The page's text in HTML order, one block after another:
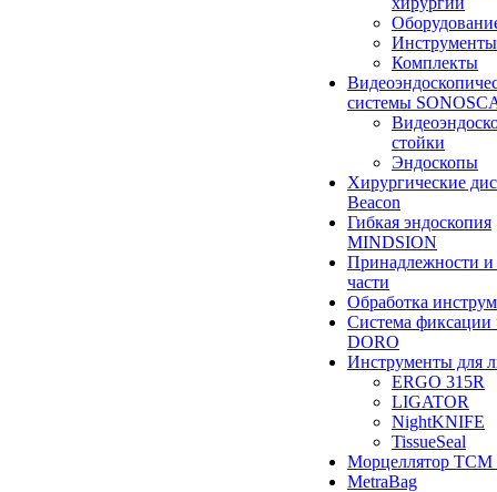
Инструменты
Комплекты
системы
стойки
Эндоскопы
Хирургические
Beacon
Гибкая эндоскопия
MINDSION
Принадлежности и
части
Обработка
Система фиксации
DORO
Инструменты для
ERGO 315R
LIGATOR
NightKNIFE
TissueSeal
Морцеллятор ТСМ
MetraBag